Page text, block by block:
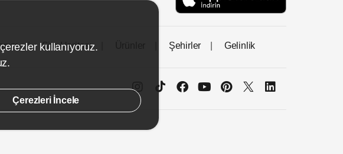
Site Haritası Şehirler Gelinlik
kullanıyoruz.
Çerezleri İncele